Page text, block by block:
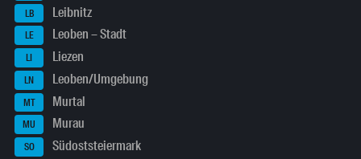
LB Leibnitz
LE Leoben – Stadt
LI Liezen
LN Leoben/Umgebung
MT Murtal
MU Murau
SO Südoststeiermark